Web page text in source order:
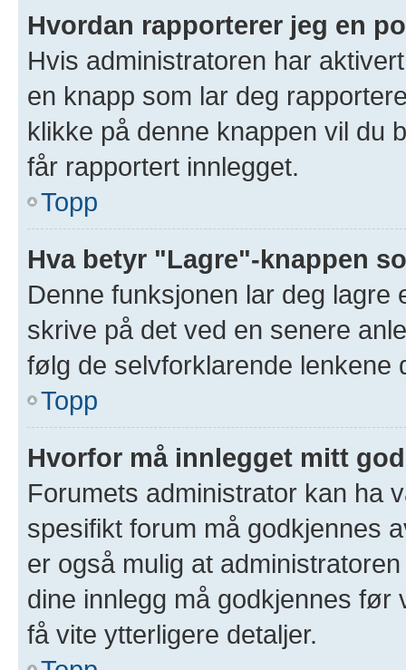
Hvordan rapporterer jeg en
Hvis administratoren har
en knapp som lar deg
klikke på denne knappen vil du
får rapportert innlegget.
Topp
Hva betyr "Lagre"-knappen
Denne funksjonen lar deg lagre
skrive på det ved en senere
følg de selvforklarende lenkene
Topp
Hvorfor må innlegget mitt
Forumets administrator kan ha
spesifikt forum må godkjennes
er også mulig at
dine innlegg må godkjennes før
få vite ytterligere detaljer.